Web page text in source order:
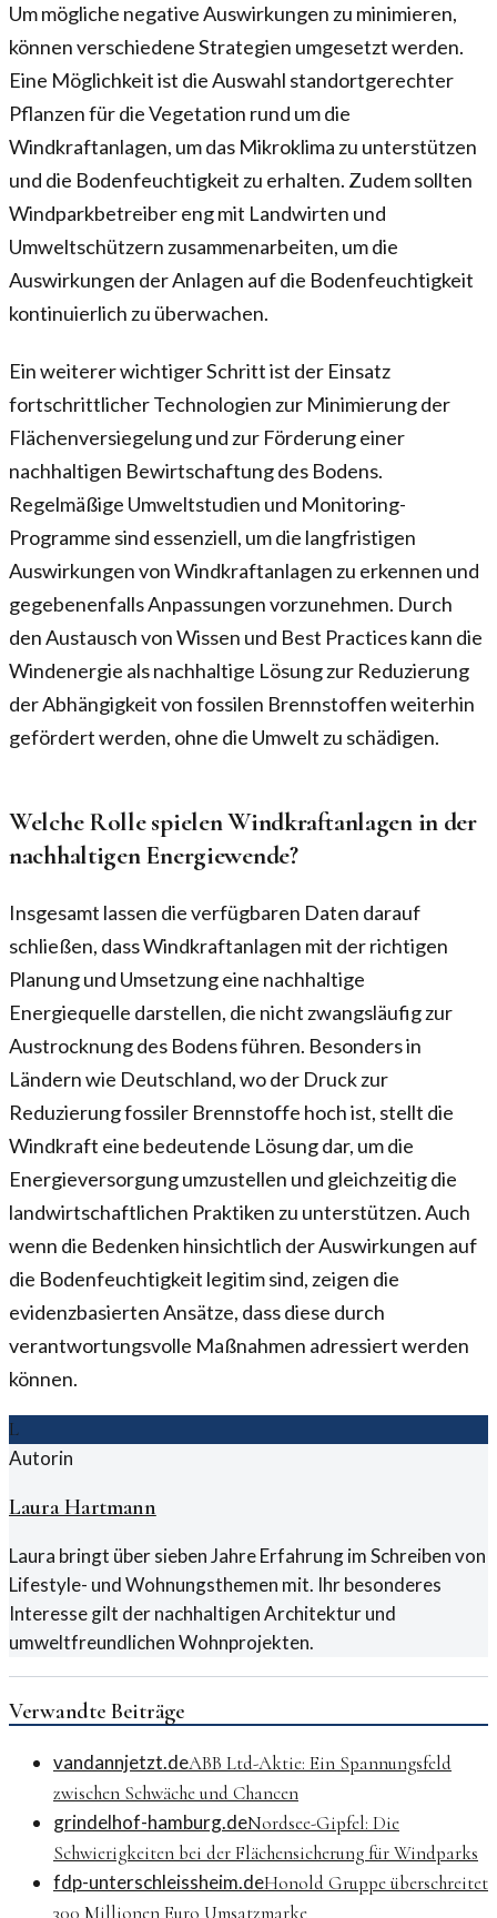
Um mögliche negative Auswirkungen zu minimieren,
können verschiedene Strategien umgesetzt werden.
Eine Möglichkeit ist die Auswahl standortgerechter
Pflanzen für die Vegetation rund um die
Windkraftanlagen, um das Mikroklima zu unterstützen
und die Bodenfeuchtigkeit zu erhalten. Zudem sollten
Windparkbetreiber eng mit Landwirten und
Umweltschützern zusammenarbeiten, um die
Auswirkungen der Anlagen auf die Bodenfeuchtigkeit
kontinuierlich zu überwachen.
Ein weiterer wichtiger Schritt ist der Einsatz
fortschrittlicher Technologien zur Minimierung der
Flächenversiegelung und zur Förderung einer
nachhaltigen Bewirtschaftung des Bodens.
Regelmäßige Umweltstudien und Monitoring-
Programme sind essenziell, um die langfristigen
Auswirkungen von Windkraftanlagen zu erkennen und
gegebenenfalls Anpassungen vorzunehmen. Durch
den Austausch von Wissen und Best Practices kann die
Windenergie als nachhaltige Lösung zur Reduzierung
der Abhängigkeit von fossilen Brennstoffen weiterhin
gefördert werden, ohne die Umwelt zu schädigen.
Welche Rolle spielen Windkraftanlagen in der
nachhaltigen Energiewende?
Insgesamt lassen die verfügbaren Daten darauf
schließen, dass Windkraftanlagen mit der richtigen
Planung und Umsetzung eine nachhaltige
Energiequelle darstellen, die nicht zwangsläufig zur
Austrocknung des Bodens führen. Besonders in
Ländern wie Deutschland, wo der Druck zur
Reduzierung fossiler Brennstoffe hoch ist, stellt die
Windkraft eine bedeutende Lösung dar, um die
Energieversorgung umzustellen und gleichzeitig die
landwirtschaftlichen Praktiken zu unterstützen. Auch
wenn die Bedenken hinsichtlich der Auswirkungen auf
die Bodenfeuchtigkeit legitim sind, zeigen die
evidenzbasierten Ansätze, dass diese durch
verantwortungsvolle Maßnahmen adressiert werden
können.
L
Autorin
Laura Hartmann
Laura bringt über sieben Jahre Erfahrung im Schreiben von
Lifestyle- und Wohnungsthemen mit. Ihr besonderes
Interesse gilt der nachhaltigen Architektur und
umweltfreundlichen Wohnprojekten.
Verwandte Beiträge
vandannjetzt.deABB Ltd-Aktie: Ein Spannungsfeld
zwischen Schwäche und Chancen
grindelhof-hamburg.deNordsee-Gipfel: Die
Schwierigkeiten bei der Flächensicherung für Windparks
fdp-unterschleissheim.deHonold Gruppe überschreitet
300 Millionen Euro Umsatzmarke